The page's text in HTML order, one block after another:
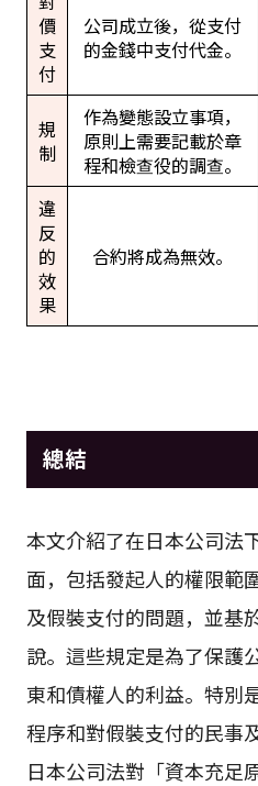
價
支
付
公司成立後，從支付
的金錢中支付代金。
規
制
作為變態設立事項，
原則上需要記載於章
程和檢查役的調查。
違
反
的
效
果
合約將成為無效。
總結
本文介紹了在日本公司法
面，包括發起人的權限範
及假裝支付的問題，並基
說。這些規定是為了保護
東和債權人的利益。特別
程序和對假裝支付的民事
日本公司法對「資本充足